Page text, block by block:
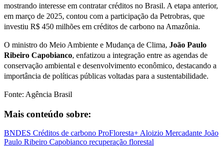
mostrando interesse em contratar créditos no Brasil. A etapa anterior,
em março de 2025, contou com a participação da Petrobras, que
investiu R$ 450 milhões em créditos de carbono na Amazônia.
O ministro do Meio Ambiente e Mudança de Clima, João Paulo
Ribeiro Capobianco, enfatizou a integração entre as agendas de
conservação ambiental e desenvolvimento econômico, destacando a
importância de políticas públicas voltadas para a sustentabilidade.
Fonte: Agência Brasil
Mais conteúdo sobre:
BNDES Créditos de carbono ProFloresta+ Aloizio Mercadante João
Paulo Ribeiro Capobianco recuperação florestal